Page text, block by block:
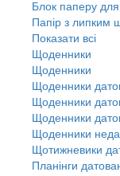
Блок паперу
Папір з липким
Показати всі
Щоденники
Щоденники
Щоденники
Щоденники
Щоденники
Щоденники
Щотижневики
Планінги